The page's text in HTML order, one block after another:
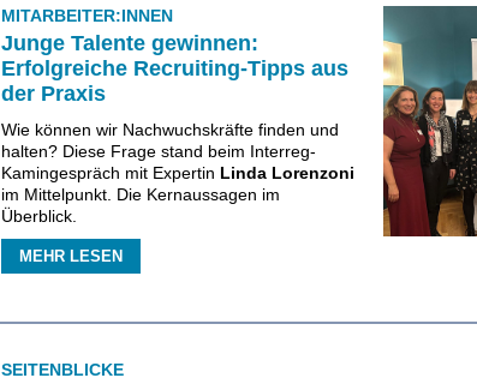
MITARBEITER:INNEN
Junge Talente gewinnen:
Erfolgreiche Recruiting-Tipps aus
der Praxis
Wie können wir Nachwuchskräfte finden und
halten? Diese Frage stand beim Interreg-
Kamingespräch mit Expertin Linda Lorenzoni
im Mittelpunkt. Die Kernaussagen im
Überblick.
MEHR LESEN
SEITENBLICKE